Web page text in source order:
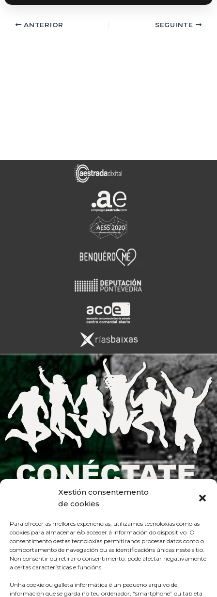
Xestión consentemento
de cookies
Para ofrecer as mellores experiencias, utilizamos tecnoloxías como as
cookies para almacenar e/o acceder á información do dispositivo. O
consentimento destas tecnoloxías permitiranos procesar datos como o
comportamento de navegación ou as identificacións únicas neste sitio.
Non consentir ou retirar o consentimento, pode afectar negativamente
a certas características e funcións.
Unha cookie ou galleta informática é un pequeno arquivo de
información que se garda no teu ordenador, “smartphone” ou tableta
ANTERIOR SEGUINTE